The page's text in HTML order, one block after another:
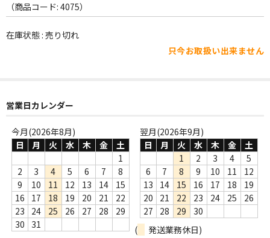
FOLK,SSW
WORLD
Webのみ no.1
Webのみ no.2
Webのみ no.3
Webのみ no.4
（商品コード: 4075）
在庫状態 : 売り切れ
只今お取扱い出来ません
営業日カレンダー
今月(2026年8月)
日
月 火 水 木 金
土
1
2
3 4 5 6 7
8
9
10 11 12 13 14
15
16
17 18 19 20 21
22
23
24 25 26 27 28
29
30
31
翌月(2026年9月)
日
月 火 水 木 金
土
1
2 3 4
5
6
7 8 9 10 11
12
13
14 15 16 17 18
19
20
21 22 23 24 25
26
27
28 29
30
(
発送業務休日)